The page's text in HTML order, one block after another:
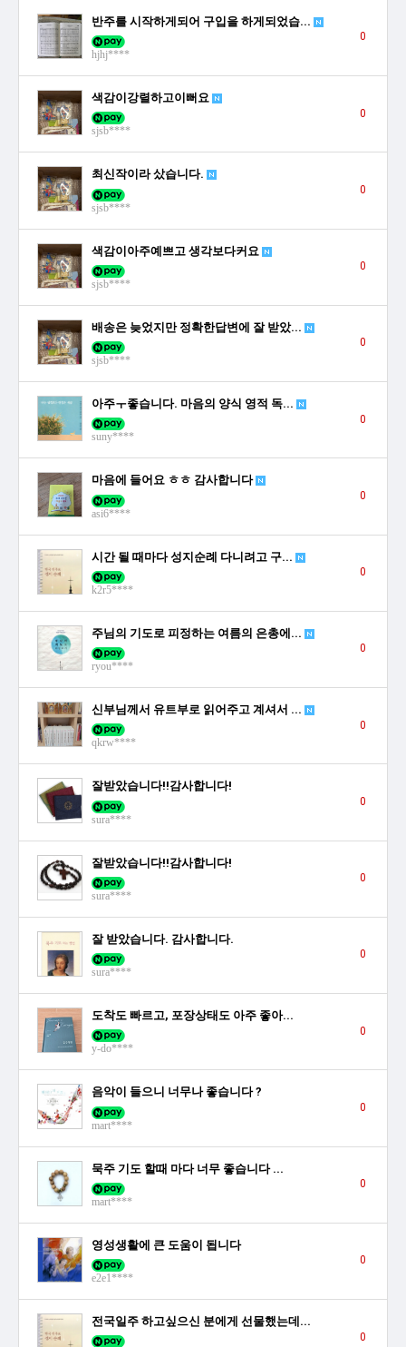
반주를 시작하게되어 구입을 하게되었습...
hjhj****
0
색감이강렬하고이뻐요
sjsb****
0
최신작이라 샀습니다.
sjsb****
0
색감이아주예쁘고 생각보다커요
sjsb****
0
배송은 늦었지만 정확한답변에 잘 받았...
sjsb****
0
아주ㅜ좋습니다. 마음의 양식 영적 독...
suny****
0
마음에 들어요 ㅎㅎ 감사합니다
asi6****
0
시간 될 때마다 성지순례 다니려고 구...
k2r5****
0
주님의 기도로 피정하는 여름의 은총에...
ryou****
0
신부님께서 유트부로 읽어주고 계셔서 ...
qkrw****
0
잘받았습니다!!감사합니다!
sura****
0
잘받았습니다!!감사합니다!
sura****
0
잘 받았습니다. 감사합니다.
sura****
0
도착도 빠르고, 포장상태도 아주 좋아...
y-do****
0
음악이 들으니 너무나 좋습니다 ?
mart****
0
묵주 기도 할때 마다 너무 좋습니다 ...
mart****
0
영성생활에 큰 도움이 됩니다
e2e1****
0
전국일주 하고싶으신 분에게 선물했는데...
0